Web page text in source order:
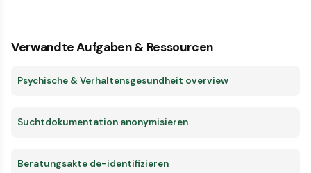
Verwandte Aufgaben & Ressourcen
Psychische & Verhaltensgesundheit overview
Suchtdokumentation anonymisieren
Beratungsakte de-identifizieren